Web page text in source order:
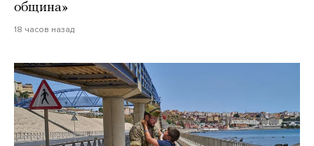
община»
18 часов назад